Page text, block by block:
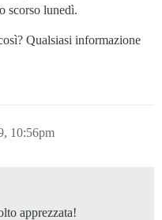
scorso lunedì.
Qualsiasi informazione
10:56pm
apprezzata!